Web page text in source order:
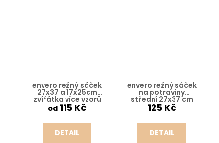
envero režný sáček
27x37 a 17x25cm
zvířátka více vzorů
od115 Kč
DETAIL
envero režný sáček
na potraviny
střední 27x37 cm
máky nebo tulipány
125 Kč
DETAIL